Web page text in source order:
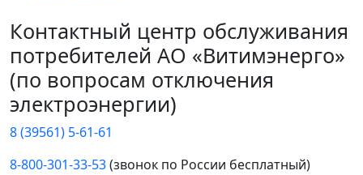
Контактный центр обслуживания
потребителей АО «Витимэнерго»
(по вопросам отключения
электроэнергии)
8 (39561) 5-61-61
8-800-301-33-53(звонок по России бесплатный)